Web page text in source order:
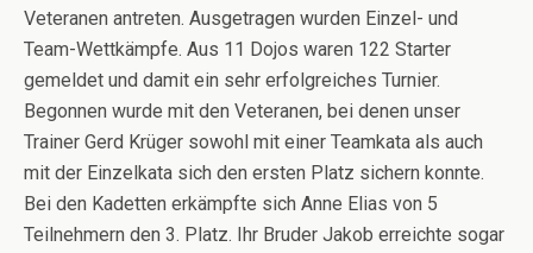
Veteranen antreten. Ausgetragen wurden Einzel- und
Team-Wettkämpfe. Aus 11 Dojos waren 122 Starter
gemeldet und damit ein sehr erfolgreiches Turnier.
Begonnen wurde mit den Veteranen, bei denen unser
Trainer Gerd Krüger sowohl mit einer Teamkata als auch
mit der Einzelkata sich den ersten Platz sichern konnte.
Bei den Kadetten erkämpfte sich Anne Elias von 5
Teilnehmern den 3. Platz. Ihr Bruder Jakob erreichte sogar